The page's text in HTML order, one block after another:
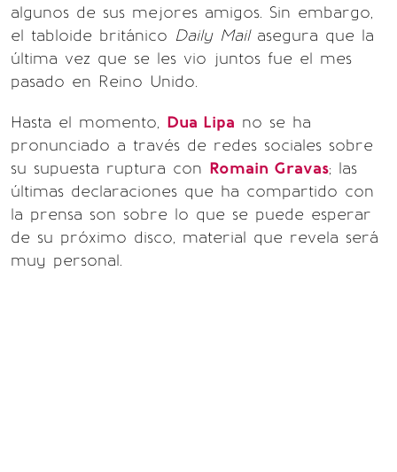
algunos de sus mejores amigos. Sin embargo,
el tabloide británico Daily Mail asegura que la
última vez que se les vio juntos fue el mes
pasado en Reino Unido.
Hasta el momento, Dua Lipa no se ha
pronunciado a través de redes sociales sobre
su supuesta ruptura con Romain Gravas; las
últimas declaraciones que ha compartido con
la prensa son sobre lo que se puede esperar
de su próximo disco, material que revela será
muy personal.